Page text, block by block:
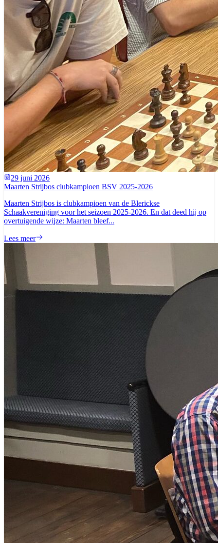
29 juni 2026
Maarten Strijbos clubkampioen BSV 2025-2026
Maarten Strijbos is clubkampioen van de Blerickse
Schaakvereniging voor het seizoen 2025-2026. En dat deed hij op
overtuigende wijze: Maarten bleef...
Lees meer